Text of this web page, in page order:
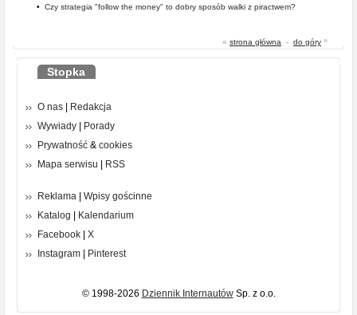
• Czy strategia "follow the money" to dobry sposób walki z piractwem?
« strona główna - do góry ^
Stopka
O nas
Redakcja
Wywiady
Porady
Prywatność & cookies
Mapa serwisu
RSS
Reklama
Wpisy gościnne
Katalog
Kalendarium
Facebook
X
Instagram
Pinterest
© 1998-2026 Dziennik InternautówSp. z o.o.